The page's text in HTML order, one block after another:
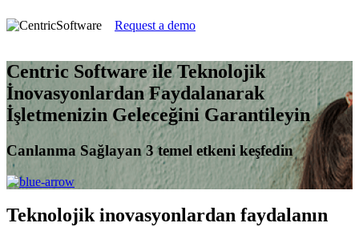
Request a demo
Centric Software ile Teknolojik
İnovasyonlardan Faydalanarak
İşletmenizin Geleceğini Garantileyin
Canlanma Sağlayan 3 temel etkeni keşfedin
Teknolojik inovasyonlardan faydalanın